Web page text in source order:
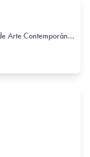
Curador / Comisario (de Arte Contemporáneo)